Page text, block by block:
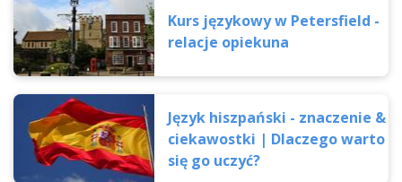
Kurs językowy w Petersfield -
relacje opiekuna
Język hiszpański - znaczenie &
ciekawostki | Dlaczego warto
się go uczyć?